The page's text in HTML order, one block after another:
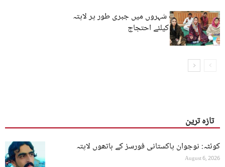
سندھ کے مختلف شہروں میں جبری طور پر لاپتہ
افراد کی بازیابی کیلئے احتجاج
تازہ ترین
کوئٹہ: نوجوان پاکستانی فورسز کے ہاتھوں لاپتہ
August 6, 2026